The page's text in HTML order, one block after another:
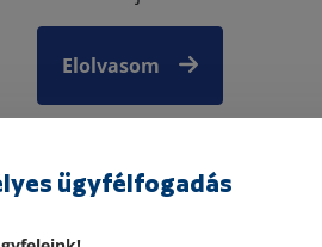
Elolvasom
Polgári törvénykönyv
ügyfélfogadás